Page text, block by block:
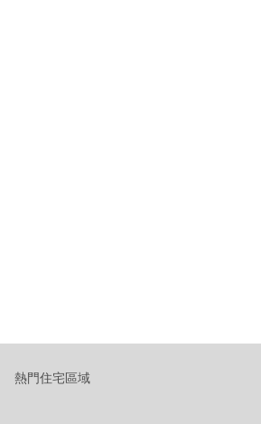
熱門住宅區域